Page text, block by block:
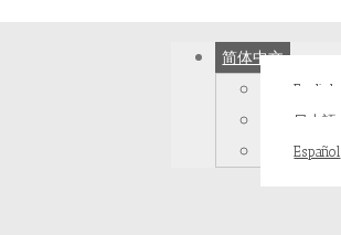
简体中文
English
日本語
Español